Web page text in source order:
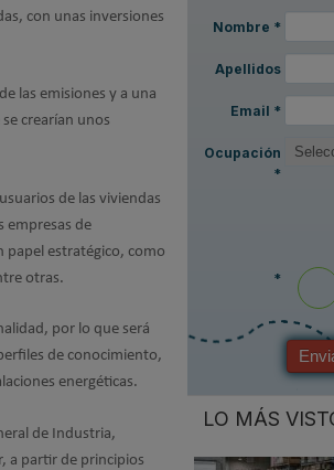
con unas inversiones
las emisiones y a una
crearían unos
de las viviendas
empresas de
papel estratégico, como
otras.
por lo que será
de conocimiento,
energéticas.
de Industria,
a partir de principios
Nombre *
Apellidos
Email *
Ocupación
*
*
LO MÁS